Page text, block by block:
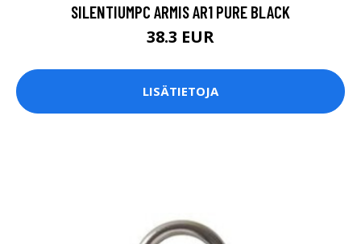
SILENTIUMPC ARMIS AR1 PURE BLACK
38.3 EUR
LISÄTIETOJA